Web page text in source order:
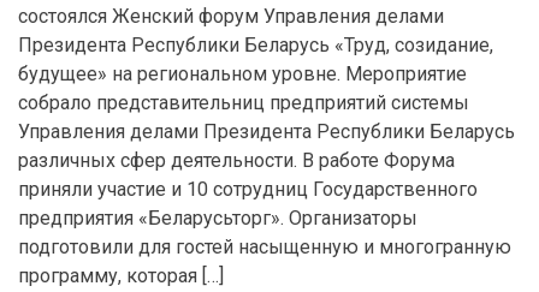
состоялся Женский форум Управления делами
Президента Республики Беларусь «Труд, созидание,
будущее» на региональном уровне. Мероприятие
собрало представительниц предприятий системы
Управления делами Президента Республики Беларусь
различных сфер деятельности. В работе Форума
приняли участие и 10 сотрудниц Государственного
предприятия «Беларусьторг». Организаторы
подготовили для гостей насыщенную и многогранную
программу, которая […]